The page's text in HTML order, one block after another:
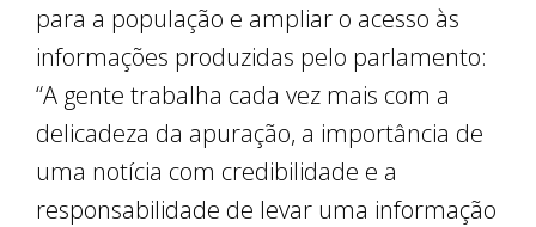
para a população e ampliar o acesso às
informações produzidas pelo parlamento:
“A gente trabalha cada vez mais com a
delicadeza da apuração, a importância de
uma notícia com credibilidade e a
responsabilidade de levar uma informação